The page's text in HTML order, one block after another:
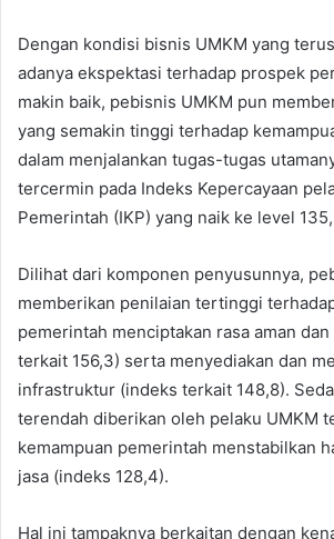
Dengan kondisi bisnis UMKM yang
adanya ekspektasi terhadap prospek
makin baik, pebisnis UMKM pun
yang semakin tinggi terhadap
dalam menjalankan tugas-tugas
tercermin pada Indeks Kepercayaan
Pemerintah (IKP) yang naik ke level
Dilihat dari komponen penyusunnya,
memberikan penilaian tertinggi
pemerintah menciptakan rasa aman
terkait 156,3) serta menyediakan dan
infrastruktur (indeks terkait 148,8).
terendah diberikan oleh pelaku UMKM
kemampuan pemerintah menstabilkan
jasa (indeks 128,4).
Hal ini tampaknya berkaitan dengan